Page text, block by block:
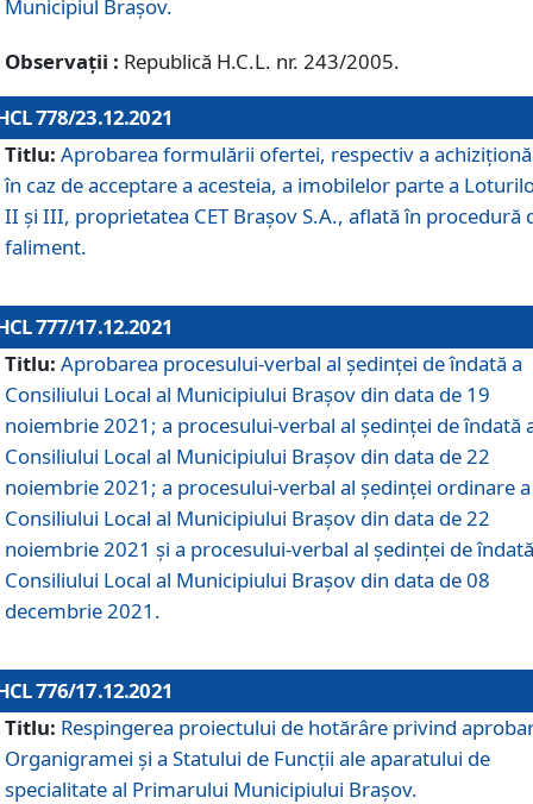
Municipiul Braşov.
Observații : Republică H.C.L. nr. 243/2005.
778/23.12.2021
Titlu: Aprobarea formulării ofertei, respectiv a
în caz de acceptare a acesteia, a imobilelor parte a
II și III, proprietatea CET Brașov S.A., aflată în procedură
faliment.
777/17.12.2021
Titlu: Aprobarea procesului-verbal al şedinţei de îndată a
Consiliului Local al Municipiului Braşov din data de 19
noiembrie 2021; a procesului-verbal al şedinţei de îndată
Consiliului Local al Municipiului Braşov din data de 22
noiembrie 2021; a procesului-verbal al şedinţei ordinare a
Consiliului Local al Municipiului Braşov din data de 22
noiembrie 2021 și a procesului-verbal al şedinţei de
Consiliului Local al Municipiului Braşov din data de 08
decembrie 2021.
776/17.12.2021
Titlu: Respingerea proiectului de hotărâre privind
Organigramei şi a Statului de Funcţii ale aparatului de
specialitate al Primarului Municipiului Braşov.